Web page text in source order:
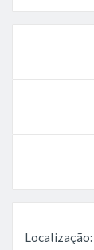
Localização: